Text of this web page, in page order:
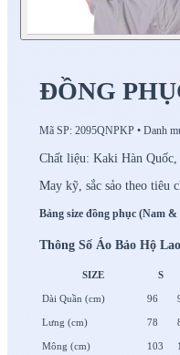
ĐỒNG
Mã SP: 2095QNPKP • Danh
Chất liệu: Kaki Hàn
May kỹ, sắc sảo theo tiêu
Bảng size đồng phục (Nam
Thông Số Áo Bảo Hộ
SIZE S
Dài Quần (cm) 96
Lưng (cm) 78
Mông (cm) 103